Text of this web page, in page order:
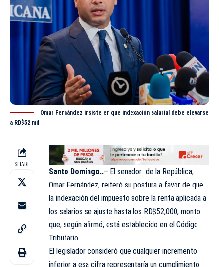
Omar Fernández insiste en que indexación salarial debe elevarse
a RD$52 mil
SHARE
Santo Domingo..– El senador de la República,
Omar Fernández, reiteró su postura a favor de que
la indexación del impuesto sobre la renta aplicada a
los salarios se ajuste hasta los RD$52,000, monto
que, según afirmó, está establecido en el Código
Tributario.
El legislador consideró que cualquier incremento
inferior a esa cifra representaría un cumplimiento